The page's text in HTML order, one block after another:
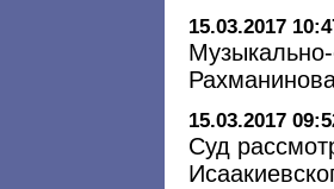
15.03.2017
15.03.2017
Суд